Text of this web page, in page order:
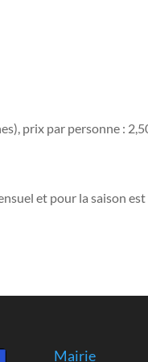
prix par personne :
et pour la saison
Mairie